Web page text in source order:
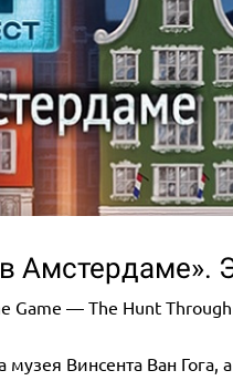
Амстердаме».
Game — The Hunt
Винсента Ван